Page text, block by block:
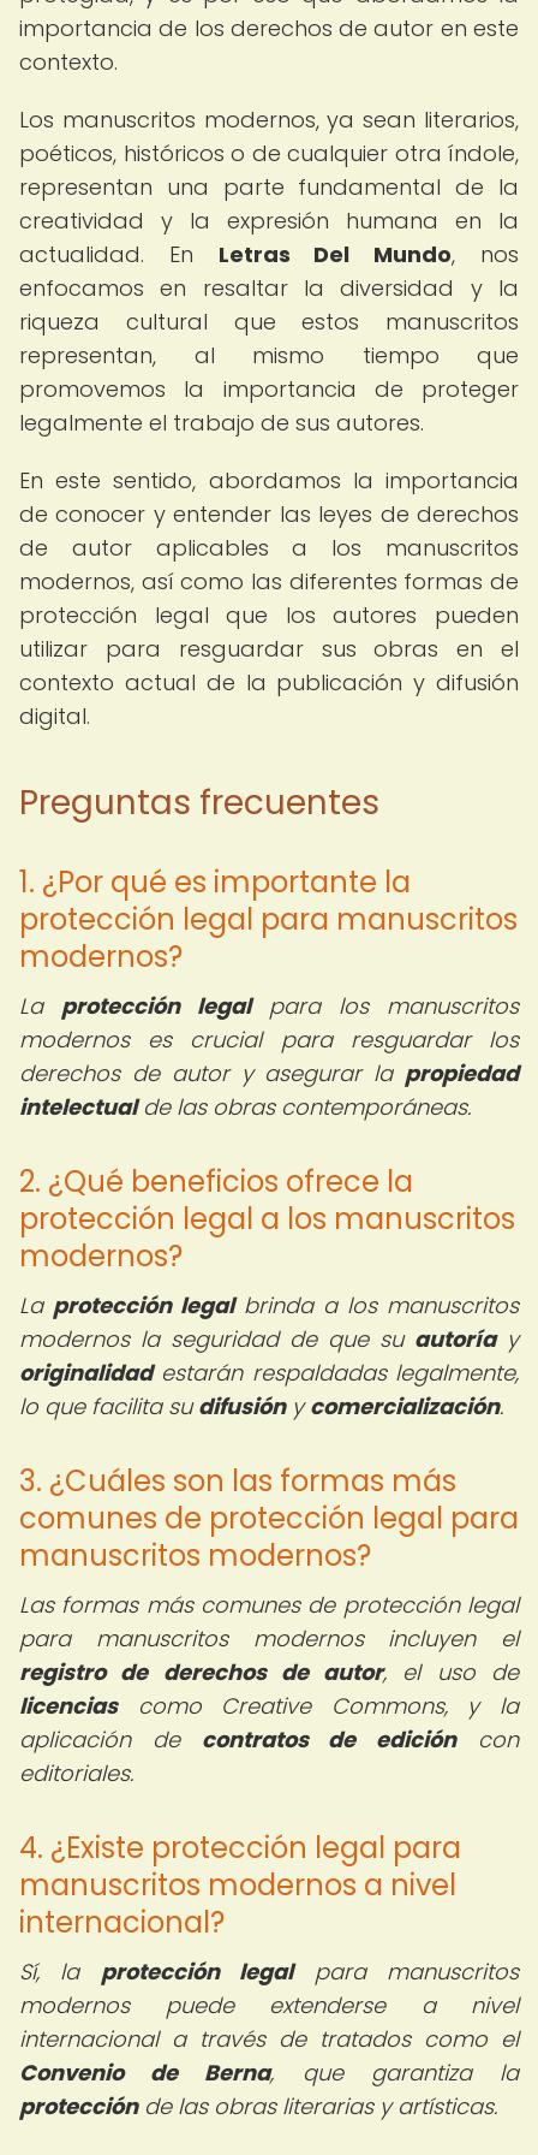
importancia de los derechos de autor en este
contexto.
Los manuscritos modernos, ya sean literarios,
poéticos, históricos o de cualquier otra índole,
representan una parte fundamental de la
creatividad y la expresión humana en la
actualidad. En Letras Del Mundo, nos
enfocamos en resaltar la diversidad y la
riqueza cultural que estos manuscritos
representan, al mismo tiempo que
promovemos la importancia de proteger
legalmente el trabajo de sus autores.
En este sentido, abordamos la importancia
de conocer y entender las leyes de derechos
de autor aplicables a los manuscritos
modernos, así como las diferentes formas de
protección legal que los autores pueden
utilizar para resguardar sus obras en el
contexto actual de la publicación y difusión
digital.
Preguntas frecuentes
1. ¿Por qué es importante la
protección legal para manuscritos
modernos?
La protección legalpara los manuscritos
modernos es crucial para resguardar los
derechos de autor y asegurar la propiedad
intelectualde las obras contemporáneas.
2. ¿Qué beneficios ofrece la
protección legal a los manuscritos
modernos?
La protección legalbrinda a los manuscritos
modernos la seguridad de que su autoríay
originalidadestarán respaldadas legalmente,
lo que facilita sudifusiónycomercialización.
3. ¿Cuáles son las formas más
comunes de protección legal para
manuscritos modernos?
Las formas más comunes de protección legal
para manuscritos modernos incluyen el
registro de derechos de autor, el uso de
licenciascomo Creative Commons, y la
aplicación de contratos de edicióncon
editoriales.
4. ¿Existe protección legal para
manuscritos modernos a nivel
internacional?
Sí, la protección legalpara manuscritos
modernos puede extenderse a nivel
internacional a través de tratados como el
Convenio de Berna, que garantiza la
protecciónde las obras literarias y artísticas.